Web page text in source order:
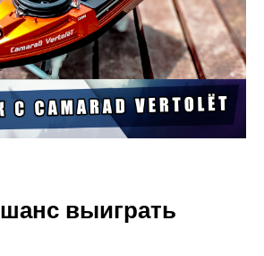
выиграть